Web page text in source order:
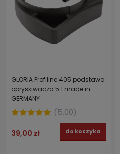
GLORIA Profiline 405 podstawa
opryskiwacza 5 l made in
GERMANY
(5.00)
39,00 zł do koszyka